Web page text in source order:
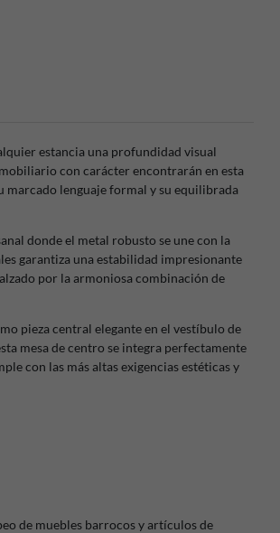
estancia una profundidad visual
con carácter encontrarán en esta
marcado lenguaje formal y su equilibrada
donde el metal robusto se une con la
garantiza una estabilidad impresionante
por la armoniosa combinación de
pieza central elegante en el vestíbulo de
mesa de centro se integra perfectamente
con las más altas exigencias estéticas y
de muebles barrocos y artículos de